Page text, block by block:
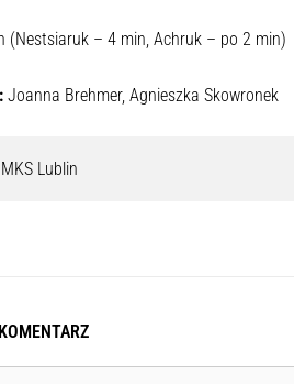
(Nestsiaruk – 4 min, Achruk – po 2 min)
Joanna Brehmer, Agnieszka Skowronek
Lublin